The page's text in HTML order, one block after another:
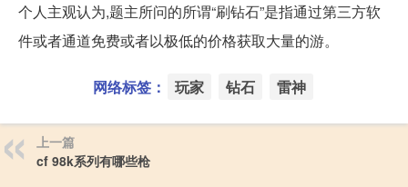
个人主观认为,题主所问的所谓“刷钻石”是指通过第三方软
件或者通道免费或者以极低的价格获取大量的游。
网络标签： 玩家 钻石 雷神
上一篇
cf 98k系列有哪些枪